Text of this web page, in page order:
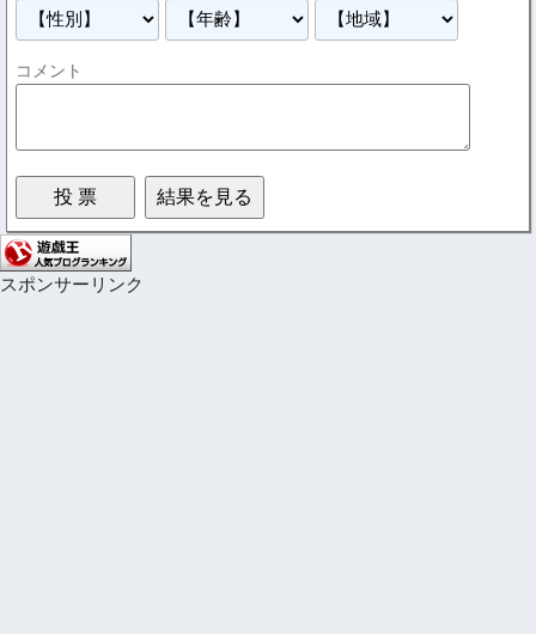
コメント
スポンサーリンク